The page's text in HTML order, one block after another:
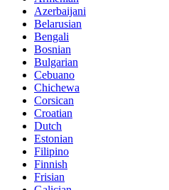
Azerbaijani
Belarusian
Bengali
Bosnian
Bulgarian
Cebuano
Chichewa
Corsican
Croatian
Dutch
Estonian
Filipino
Finnish
Frisian